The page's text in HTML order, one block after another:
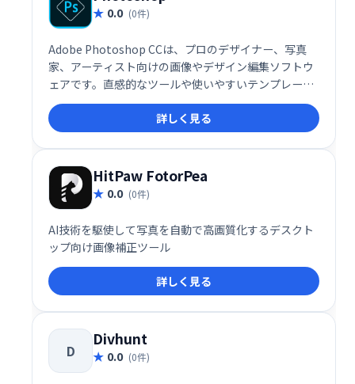
0.0 (0件)
Adobe Photoshop CCは、プロのデザイナー、写真
家、アーティスト向けの画像やデザイン編集ソフトウ
ェアです。直感的なツールや使いやすいテンプレート
により、Web、モバイル、印刷用のデザインを効率よ
く作成できます。また、写真の補正や強化機能も備
え、見事な芸術作品を生み出すのに役立ちます。
詳しく見る
HitPaw FotorPea
0.0 (0件)
AI技術を駆使して写真を自動で高画質化するデスクト
ップ向け画像補正ツール
詳しく見る
D
Divhunt
0.0 (0件)